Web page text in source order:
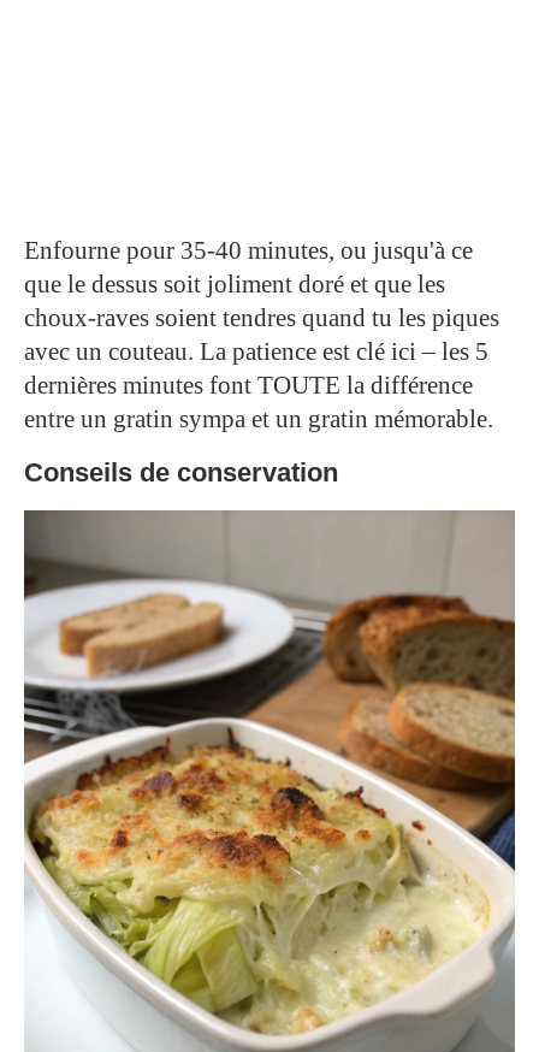
Enfourne pour 35-40 minutes, ou jusqu'à ce
que le dessus soit joliment doré et que les
choux-raves soient tendres quand tu les piques
avec un couteau. La patience est clé ici – les 5
dernières minutes font TOUTE la différence
entre un gratin sympa et un gratin mémorable.
Conseils de conservation